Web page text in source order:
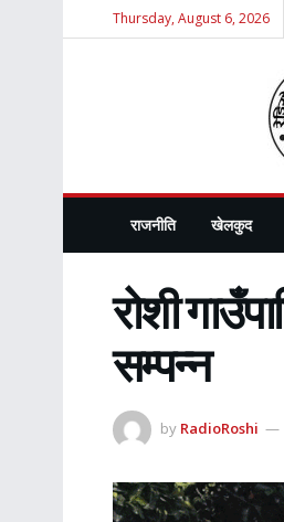
Thursday, August 6, 2026
राजनीति खेलकुद
रोशी
सम्पन्न
by RadioRoshi